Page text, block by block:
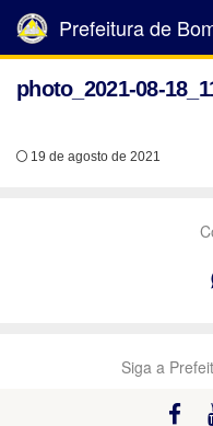
Prefeitura de
photo_2021-08-
19 de agosto de 2021
Siga a